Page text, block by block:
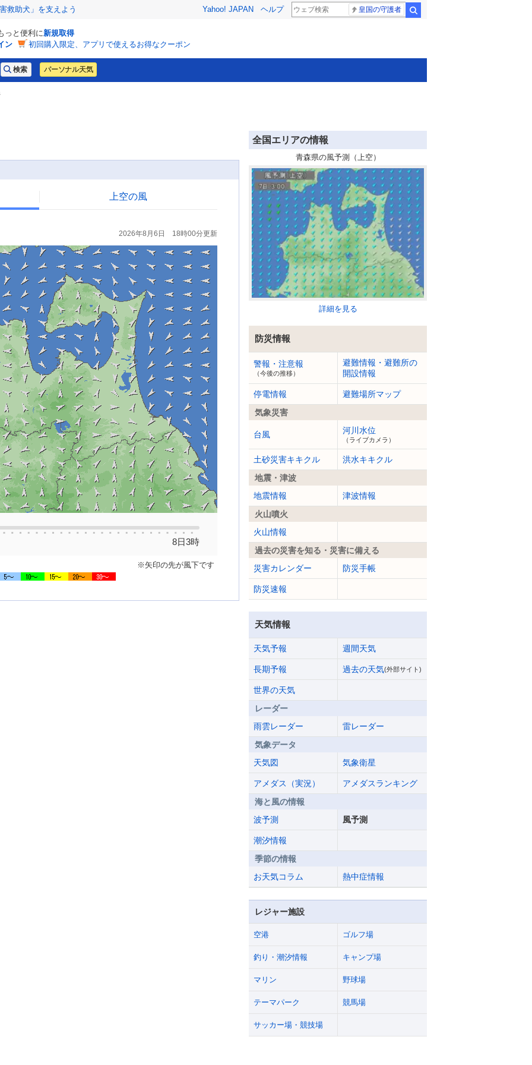
救助犬」を支えよう Yahoo! JAPAN ヘルプ 皇国の守護者
っと便利に新規取得
ン
初回購入限定、アプリで使えるお得なクーポン
パーソナル天気
上空の風
2026年8月6日 18時00分更新
8日3時
※矢印の先が風下です
全国エリアの情報
青森県の風予測（上空）
詳細を見る
防災情報
警報・注意報
（今後の推移）
避難情報・避難所の
開設情報
停電情報
避難場所マップ
気象災害
台風 河川水位
（ライブカメラ）
土砂災害キキクル
洪水キキクル
地震・津波
地震情報
津波情報
火山噴火
火山情報
過去の災害を知る・災害に備える
災害カレンダー
防災手帳
防災速報
天気情報
天気予報 週間天気
長期予報 過去の天気(外部サイト)
世界の天気
レーダー
雨雲レーダー
雷レーダー
気象データ
天気図
気象衛星
アメダス（実況）
アメダスランキング
海と風の情報
波予測
風予測
潮汐情報
季節の情報
お天気コラム
熱中症情報
レジャー施設
空港 ゴルフ場
釣り・潮汐情報 キャンプ場
マリン 野球場
テーマパーク 競馬場
サッカー場・競技場